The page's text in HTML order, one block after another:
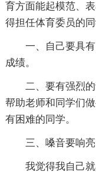
育方面能起模范、
得担任体育委员的
一、自己要具
成绩。
二、要有强烈
帮助老师和同学们
有困难的同学。
三、嗓音要响亮
我觉得我自己